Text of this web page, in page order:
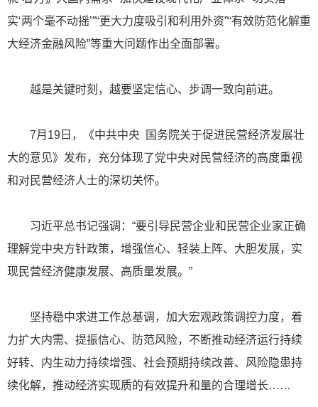
实‘两个毫不动摇’”“更大力度吸引和利用外资”“有效防范化解重
大经济金融风险”等重大问题作出全面部署。
越是关键时刻，越要坚定信心、步调一致向前进。
7月19日，《中共中央 国务院关于促进民营经济发展壮
大的意见》发布，充分体现了党中央对民营经济的高度重视
和对民营经济人士的深切关怀。
习近平总书记强调：“要引导民营企业和民营企业家正确
理解党中央方针政策，增强信心、轻装上阵、大胆发展，实
现民营经济健康发展、高质量发展。”
坚持稳中求进工作总基调，加大宏观政策调控力度，着
力扩大内需、提振信心、防范风险，不断推动经济运行持续
好转、内生动力持续增强、社会预期持续改善、风险隐患持
续化解，推动经济实现质的有效提升和量的合理增长……